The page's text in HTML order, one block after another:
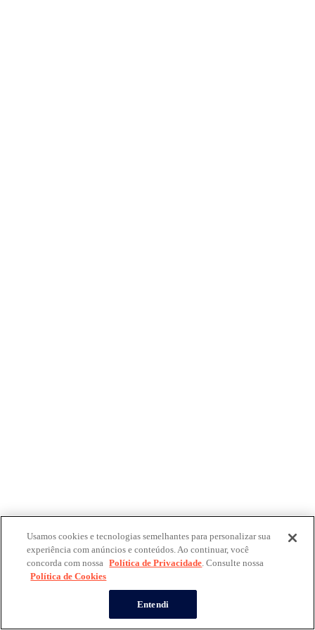
Usamos cookies e tecnologias semelhantes para personalizar sua
experiência com anúncios e conteúdos. Ao continuar, você
concorda com nossa Política de Privacidade. Consulte nossa
Política de Cookies
Entendi